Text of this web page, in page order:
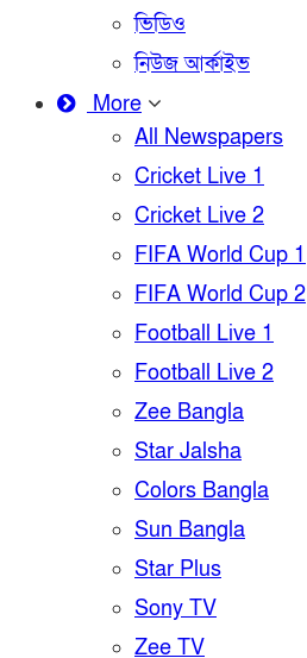
ভিডিও
নিউজ আর্কাইভ
More
All Newspapers
Cricket Live 1
Cricket Live 2
FIFA World Cup 1
FIFA World Cup 2
Football Live 1
Football Live 2
Zee Bangla
Star Jalsha
Colors Bangla
Sun Bangla
Star Plus
Sony TV
Zee TV